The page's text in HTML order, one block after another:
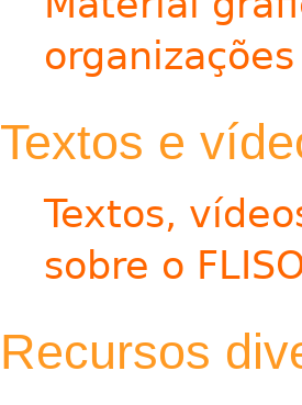
Textos e
Textos,
sobre o
Recursos